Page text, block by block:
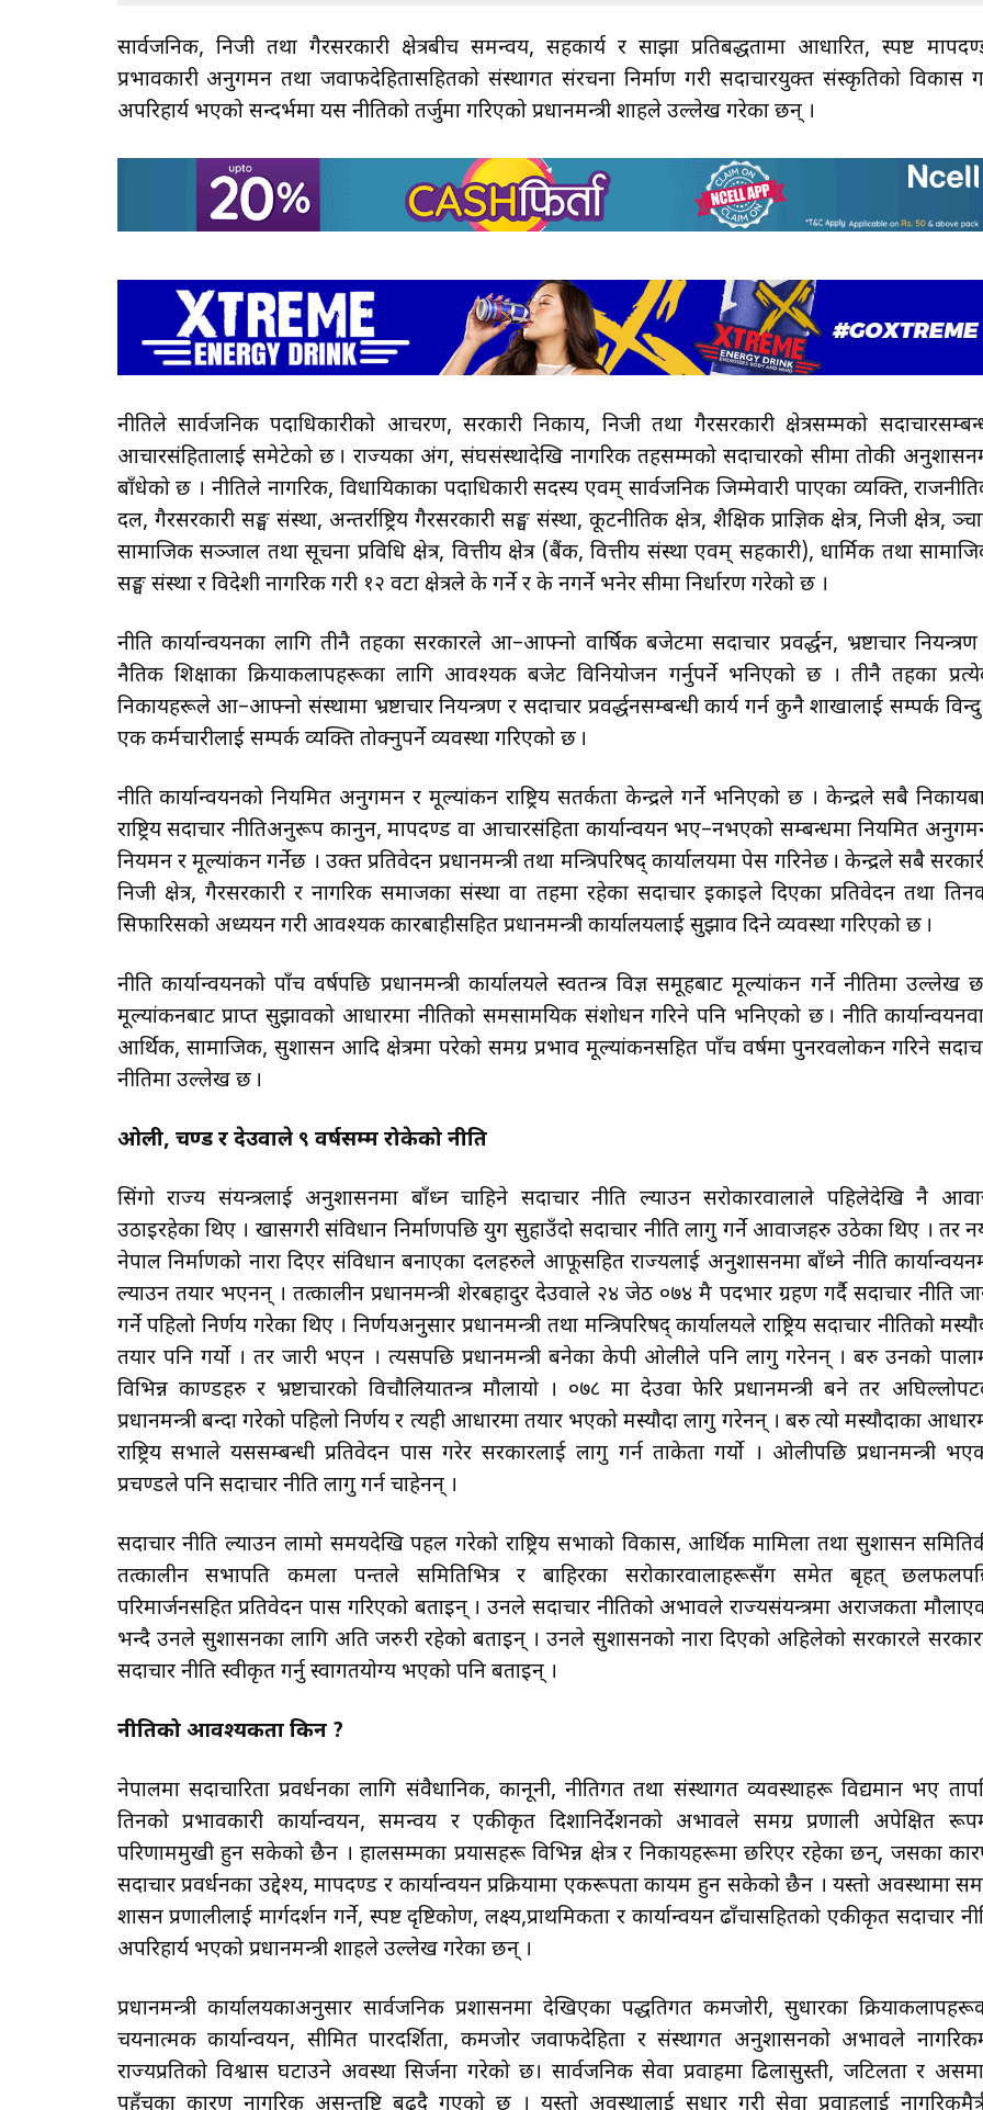
सार्वजनिक, निजी तथा गैरसरकारी क्षेत्रबीच समन्वय, सहकार्य र साझा प्रतिबद्धतामा आधारित, स्पष्ट
प्रभावकारी अनुगमन तथा जवाफदेहितासहितको संस्थागत संरचना निर्माण गरी सदाचारयुक्त संस्कृतिको विकास
अपरिहार्य भएको सन्दर्भमा यस नीतिको तर्जुमा गरिएको प्रधानमन्त्री शाहले उल्लेख गरेका छन् ।
नीतिले सार्वजनिक पदाधिकारीको आचरण, सरकारी निकाय, निजी तथा गैरसरकारी क्षेत्रसम्मको
आचारसंहितालाई समेटेको छ । राज्यका अंग, संघसंस्थादेखि नागरिक तहसम्मको सदाचारको सीमा तोकी
बाँधेको छ । नीतिले नागरिक, विधायिकाका पदाधिकारी सदस्य एवम् सार्वजनिक जिम्मेवारी पाएका व्यक्ति,
दल, गैरसरकारी सङ्घ संस्था, अन्तर्राष्ट्रिय गैरसरकारी सङ्घ संस्था, कूटनीतिक क्षेत्र, शैक्षिक प्राज्ञिक क्षेत्र, निजी क्षेत्र,
सामाजिक सञ्जाल तथा सूचना प्रविधि क्षेत्र, वित्तीय क्षेत्र (बैंक, वित्तीय संस्था एवम् सहकारी), धार्मिक तथा
सङ्घ संस्था र विदेशी नागरिक गरी १२ वटा क्षेत्रले के गर्ने र के नगर्ने भनेर सीमा निर्धारण गरेको छ ।
नीति कार्यान्वयनका लागि तीनै तहका सरकारले आ–आफ्नो वार्षिक बजेटमा सदाचार प्रवर्द्धन, भ्रष्टाचार
नैतिक शिक्षाका क्रियाकलापहरूका लागि आवश्यक बजेट विनियोजन गर्नुपर्ने भनिएको छ । तीनै तहका
निकायहरूले आ–आफ्नो संस्थामा भ्रष्टाचार नियन्त्रण र सदाचार प्रवर्द्धनसम्बन्धी कार्य गर्न कुनै शाखालाई सम्पर्क
एक कर्मचारीलाई सम्पर्क व्यक्ति तोक्नुपर्ने व्यवस्था गरिएको छ ।
नीति कार्यान्वयनको नियमित अनुगमन र मूल्यांकन राष्ट्रिय सतर्कता केन्द्रले गर्ने भनिएको छ । केन्द्रले सबै
राष्ट्रिय सदाचार नीतिअनुरूप कानुन, मापदण्ड वा आचारसंहिता कार्यान्वयन भए–नभएको सम्बन्धमा नियमित
नियमन र मूल्यांकन गर्नेछ । उक्त प्रतिवेदन प्रधानमन्त्री तथा मन्त्रिपरिषद् कार्यालयमा पेस गरिनेछ । केन्द्रले सबै
निजी क्षेत्र, गैरसरकारी र नागरिक समाजका संस्था वा तहमा रहेका सदाचार इकाइले दिएका प्रतिवेदन तथा
सिफारिसको अध्ययन गरी आवश्यक कारबाहीसहित प्रधानमन्त्री कार्यालयलाई सुझाव दिने व्यवस्था गरिएको छ ।
नीति कार्यान्वयनको पाँच वर्षपछि प्रधानमन्त्री कार्यालयले स्वतन्त्र विज्ञ समूहबाट मूल्यांकन गर्ने नीतिमा उल्लेख छ
मूल्यांकनबाट प्राप्त सुझावको आधारमा नीतिको समसामयिक संशोधन गरिने पनि भनिएको छ । नीति
आर्थिक, सामाजिक, सुशासन आदि क्षेत्रमा परेको समग्र प्रभाव मूल्यांकनसहित पाँच वर्षमा पुनरवलोकन गरिने
नीतिमा उल्लेख छ ।
ओली, प्रचण्ड र देउवाले ९ वर्षसम्म रोकेको नीति
सिंगो राज्य संयन्त्रलाई अनुशासनमा बाँध्न चाहिने सदाचार नीति ल्याउन सरोकारवालाले पहिलेदेखि नै
उठाइरहेका थिए । खासगरी संविधान निर्माणपछि युग सुहाउँदो सदाचार नीति लागु गर्ने आवाजहरु उठेका थिए । तर
नेपाल निर्माणको नारा दिएर संविधान बनाएका दलहरुले आफूसहित राज्यलाई अनुशासनमा बाँध्ने नीति
ल्याउन तयार भएनन् । तत्कालीन प्रधानमन्त्री शेरबहादुर देउवाले २४ जेठ ०७४ मै पदभार ग्रहण गर्दै सदाचार नीति
गर्ने पहिलो निर्णय गरेका थिए । निर्णयअनुसार प्रधानमन्त्री तथा मन्त्रिपरिषद् कार्यालयले राष्ट्रिय सदाचार नीतिको
तयार पनि गर्यो । तर जारी भएन । त्यसपछि प्रधानमन्त्री बनेका केपी ओलीले पनि लागु गरेनन् । बरु उनको
विभिन्न काण्डहरु र भ्रष्टाचारको विचौलियातन्त्र मौलायो । ०७८ मा देउवा फेरि प्रधानमन्त्री बने तर
प्रधानमन्त्री बन्दा गरेको पहिलो निर्णय र त्यही आधारमा तयार भएको मस्यौदा लागु गरेनन् । बरु त्यो मस्यौदाका
राष्ट्रिय सभाले यससम्बन्धी प्रतिवेदन पास गरेर सरकारलाई लागु गर्न ताकेता गर्यो । ओलीपछि प्रधानमन्त्री
प्रचण्डले पनि सदाचार नीति लागु गर्न चाहेनन् ।
सदाचार नीति ल्याउन लामो समयदेखि पहल गरेको राष्ट्रिय सभाको विकास, आर्थिक मामिला तथा सुशासन
तत्कालीन सभापति कमला पन्तले समितिभित्र र बाहिरका सरोकारवालाहरूसँग समेत बृहत्
परिमार्जनसहित प्रतिवेदन पास गरिएको बताइन् । उनले सदाचार नीतिको अभावले राज्यसंयन्त्रमा अराजकता
भन्दै उनले सुशासनका लागि अति जरुरी रहेको बताइन् । उनले सुशासनको नारा दिएको अहिलेको सरकारले
सदाचार नीति स्वीकृत गर्नु स्वागतयोग्य भएको पनि बताइन् ।
नीतिको आवश्यकता किन ?
नेपालमा सदाचारिता प्रवर्धनका लागि संवैधानिक, कानूनी, नीतिगत तथा संस्थागत व्यवस्थाहरू विद्यमान भए
तिनको प्रभावकारी कार्यान्वयन, समन्वय र एकीकृत दिशानिर्देशनको अभावले समग्र प्रणाली अपेक्षित
परिणाममुखी हुन सकेको छैन । हालसम्मका प्रयासहरू विभिन्न क्षेत्र र निकायहरूमा छरिएर रहेका छन्, जसका
सदाचार प्रवर्धनका उद्देश्य, मापदण्ड र कार्यान्वयन प्रक्रियामा एकरूपता कायम हुन सकेको छैन । यस्तो अवस्थामा
शासन प्रणालीलाई मार्गदर्शन गर्ने, स्पष्ट दृष्टिकोण, लक्ष्य,प्राथमिकता र कार्यान्वयन ढाँचासहितको एकीकृत सदाचार
अपरिहार्य भएको प्रधानमन्त्री शाहले उल्लेख गरेका छन् ।
प्रधानमन्त्री कार्यालयकाअनुसार सार्वजनिक प्रशासनमा देखिएका पद्धतिगत कमजोरी, सुधारका
चयनात्मक कार्यान्वयन, सीमित पारदर्शिता, कमजोर जवाफदेहिता र संस्थागत अनुशासनको अभावले
राज्यप्रतिको विश्वास घटाउने अवस्था सिर्जना गरेको छ। सार्वजनिक सेवा प्रवाहमा ढिलासुस्ती, जटिलता र